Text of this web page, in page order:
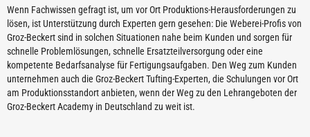
Wenn Fachwissen gefragt ist, um vor Ort Produktions-Herausforderungen zu
lösen, ist Unterstützung durch Experten gern gesehen: Die Weberei-Profis von
Groz-Beckert sind in solchen Situationen nahe beim Kunden und sorgen für
schnelle Problemlösungen, schnelle Ersatzteilversorgung oder eine
kompetente Bedarfsanalyse für Fertigungsaufgaben. Den Weg zum Kunden
unternehmen auch die Groz-Beckert Tufting-Experten, die Schulungen vor Ort
am Produktionsstandort anbieten, wenn der Weg zu den Lehrangeboten der
Groz-Beckert Academy in Deutschland zu weit ist.